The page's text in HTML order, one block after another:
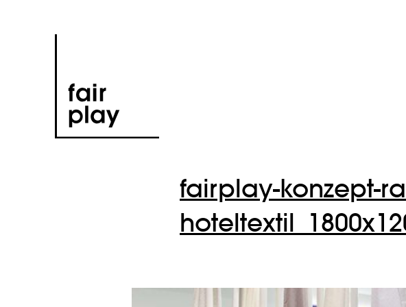
fairplay-konzept-